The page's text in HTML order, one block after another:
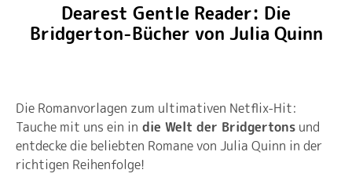
Dearest Gentle Reader: Die
Bridgerton-Bücher von Julia Quinn
Die Romanvorlagen zum ultimativen Netflix-Hit:
Tauche mit uns ein in die Welt der Bridgertons und
entdecke die beliebten Romane von Julia Quinn in der
richtigen Reihenfolge!